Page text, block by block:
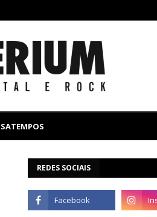
REDES SOCIAIS